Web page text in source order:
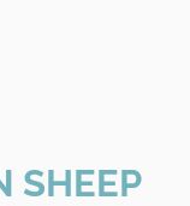
SHEEP